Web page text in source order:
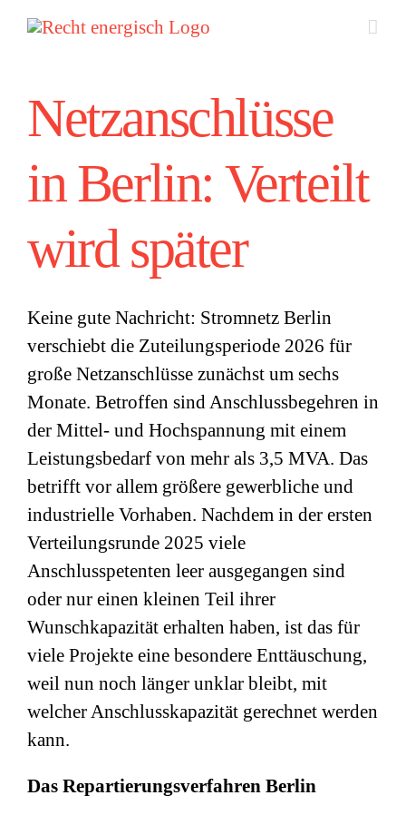
Zum
Inhalt
Netzanschlüsse
in Berlin: Verteilt
wird später
Keine gute Nachricht: Stromnetz Berlin
verschiebt die Zuteilungsperiode 2026 für
große Netzanschlüsse zunächst um sechs
Monate. Betroffen sind Anschlussbegehren in
der Mittel- und Hochspannung mit einem
Leistungsbedarf von mehr als 3,5 MVA. Das
betrifft vor allem größere gewerbliche und
industrielle Vorhaben. Nachdem in der ersten
Verteilungsrunde 2025 viele
Anschlusspetenten leer ausgegangen sind
oder nur einen kleinen Teil ihrer
Wunschkapazität erhalten haben, ist das für
viele Projekte eine besondere Enttäuschung,
weil nun noch länger unklar bleibt, mit
welcher Anschlusskapazität gerechnet werden
kann.
Das Repartierungsverfahren Berlin